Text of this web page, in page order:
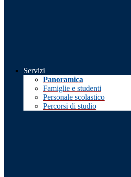
Servizi
Panoramica
Famiglie e studenti
Personale scolastico
Percorsi di studio